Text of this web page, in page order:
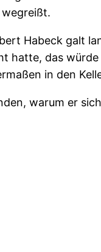
Habeck galt
hatte, das
in den
warum er